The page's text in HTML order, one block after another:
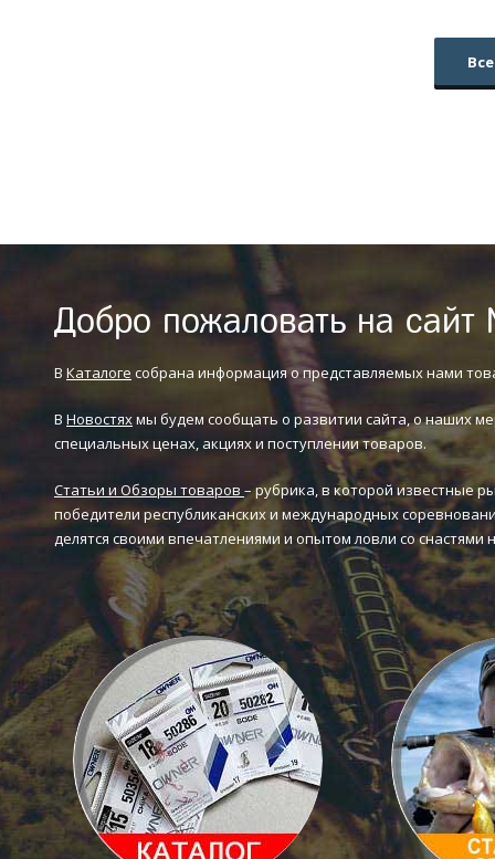
Добро пожаловать на сайт
В Каталоге собрана информация о представляемых нами
В Новостяхмы будем сообщать о развитии сайта, о наших
специальных ценах, акциях и поступлении товаров.
Статьи и Обзоры товаров – рубрика, в которой известные
победители республиканских и международных
делятся своими впечатлениями и опытом ловли со снастями
Каталог товаров Статьи и